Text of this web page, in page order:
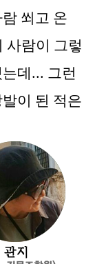
쐬고 온
사람이 그렇
데... 그런
이 된 적은